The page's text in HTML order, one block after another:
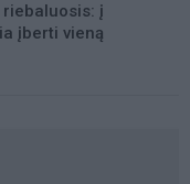
riebaluosis: į
įberti vieną